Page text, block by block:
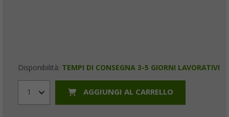
Disponibilità: TEMPI DI CONSEGNA 3-5 GIORNI LAVORATIVI
1 AGGIUNGI AL CARRELLO